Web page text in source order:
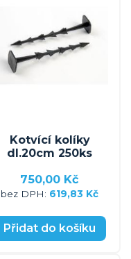
Kotvící kolíky
dl.20cm 250ks
750,00 Kč
619,83 Kč
Přidat do košíku